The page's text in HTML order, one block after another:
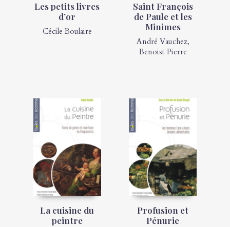
Les petits livres
d’or
Cécile Boulaire
Saint François
de Paule et les
Minimes
André Vauchez,
Benoist Pierre
La cuisine du
peintre
Profusion et
Pénurie